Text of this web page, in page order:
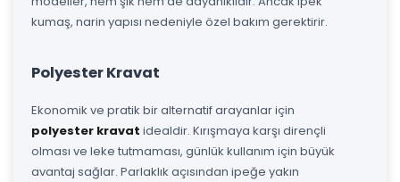
kumaş, narin yapısı nedeniyle özel bakım gerektirir.
Polyester Kravat
Ekonomik ve pratik bir alternatif arayanlar için
polyester kravat idealdir. Kırışmaya karşı dirençli
olması ve leke tutmaması, günlük kullanım için büyük
avantaj sağlar. Parlaklık açısından ipeğe yakın